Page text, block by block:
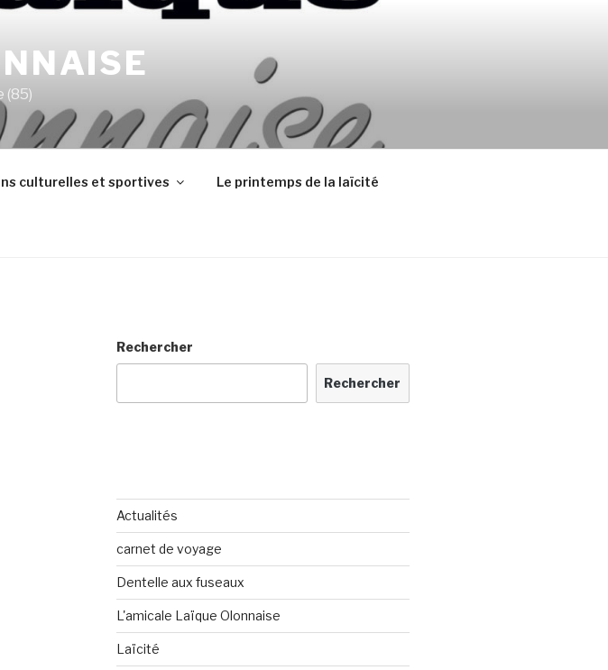
(85)
culturelles et sportives Le printemps de la laïcité
Rechercher
Rechercher
Actualités
carnet de voyage
Dentelle aux fuseaux
L'amicale Laïque Olonnaise
Laïcité